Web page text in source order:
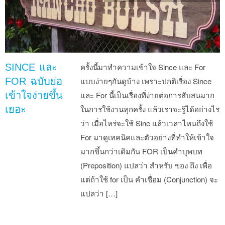
SINCE และ
FOR ฉบับย่อ
เข้าใจง่ายขึ้น
เยอะ
ครั้งนี้มาทำความเข้าใจ Since และ For
แบบง่ายๆกันดูบ้าง เพราะปกติเรื่อง Since
และ For นี้เป็นเรื่องที่ง่ายต่อการสับสนมาก
ในการใช้งานทุกครั้ง แล้วเราจะรู้ได้อย่างไร
ว่า เมื่อไหร่จะใช้ Sine แล้วเวลาไหนถึงใช้
For มาดูเทคนิคและตัวอย่างที่ทำให้เข้าใจ
มากขึ้นกว่าเดิมกัน FOR เป็นคำบุพบท
(Preposition) แปลว่า สำหรับ ของ ถึง เพื่อ
แต่ถ้าใช้ for เป็น คำเชื่อม (Conjunction) จะ
แปลว่า […]